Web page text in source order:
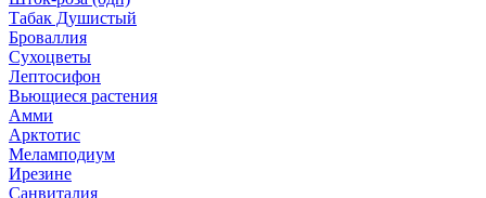
Табак Душистый
Броваллия
Сухоцветы
Лептосифон
Вьющиеся растения
Амми
Арктотис
Меламподиум
Ирезине
Санвиталия